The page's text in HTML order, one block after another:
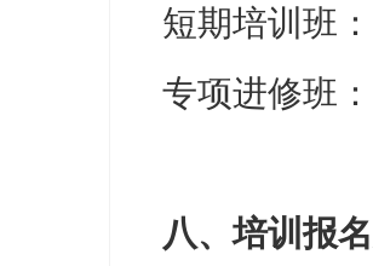
短期培训班
专项进修班
八、培训报